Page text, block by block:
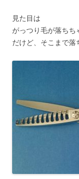
見た目は
がっつり毛が落ちち
だけど、そこまで落